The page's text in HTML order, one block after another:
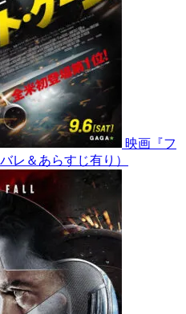
映画『フ
レ＆あらすじ有り）